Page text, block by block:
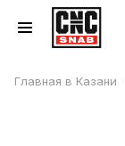
Главная в Казани